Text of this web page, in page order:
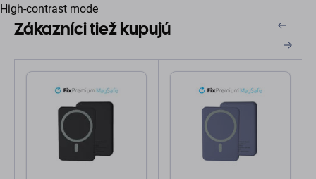
High-contrast mode
Zákazníci tiež kupujú